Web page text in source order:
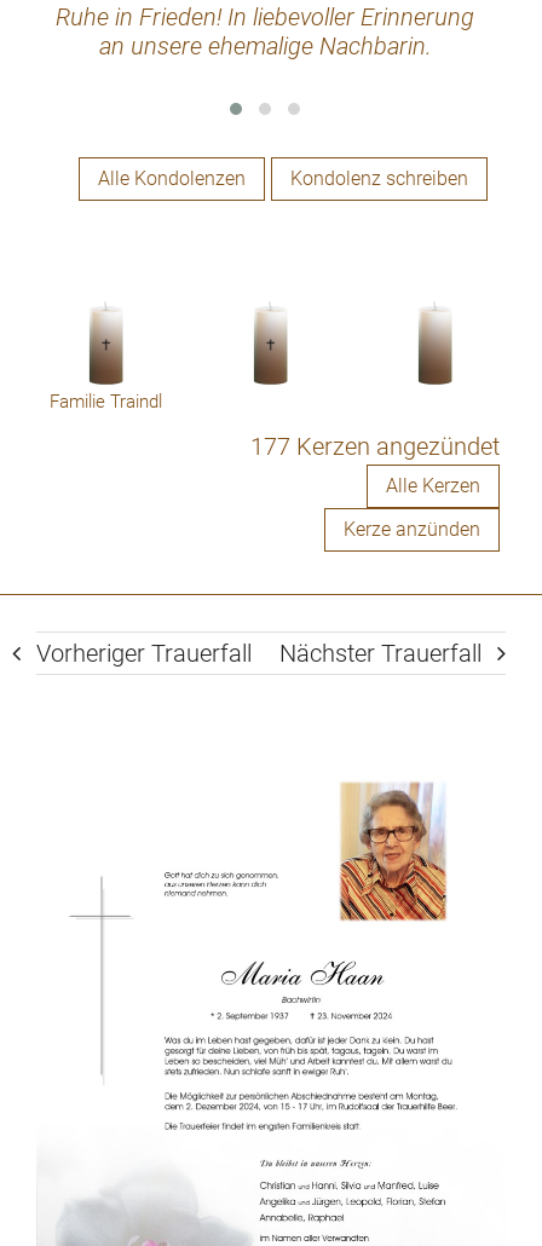
Ruhe in Frieden! In liebevoller Erinnerung
an unsere ehemalige Nachbarin.
Alle Kondolenzen Kondolenz schreiben
Familie Traindl
177 Kerzen angezündet
Alle Kerzen
Kerze anzünden
Vorheriger Trauerfall Nächster Trauerfall